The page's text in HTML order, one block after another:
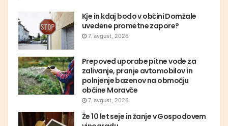
Kje in kdaj bodo v občini Domžale
uvedene prometne zapore?
7. avgust, 2026
Prepoved uporabe pitne vode za
zalivanje, pranje avtomobilov in
polnjenje bazenov na območju
občine Moravče
7. avgust, 2026
Že 10 let seje in žanje v Gospodovem